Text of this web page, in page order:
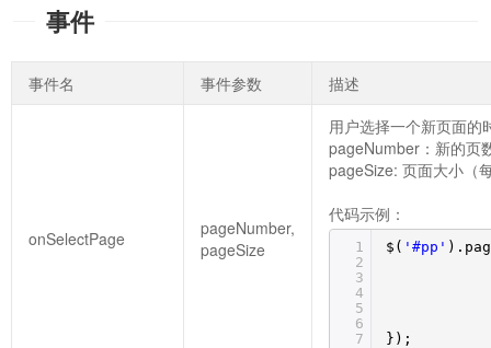
事件
事件名 事件参数 描述
onSelectPage
pageNumber,
pageSize
用户选择一个新页面的
pageNumber：新的页
pageSize: 页面大小（
代码示例：
1
2
3
4
5
6
7
$( '#pp'
});